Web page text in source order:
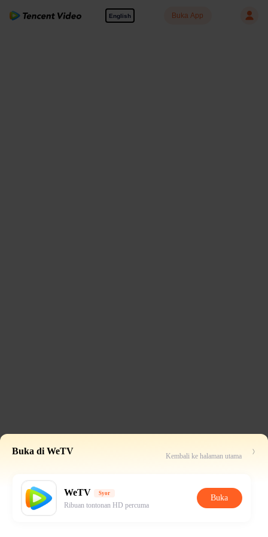
English Buka App
Buka di WeTV Kembali ke halaman utama
WeTV Syor
Ribuan tontonan HD percuma
Buka